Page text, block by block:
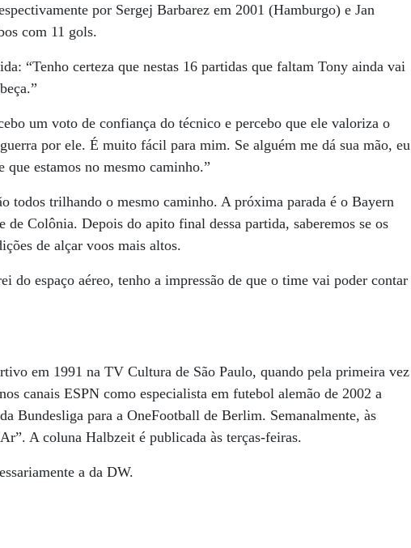
por Sergej Barbarez em 2001 (Hamburgo) e Jan
com 11 gols.
“Tenho certeza que nestas 16 partidas que faltam Tony ainda vai
um voto de confiança do técnico e percebo que ele valoriza o
por ele. É muito fácil para mim. Se alguém me dá sua mão, eu
estamos no mesmo caminho.”
todos trilhando o mesmo caminho. A próxima parada é o Bayern
Colônia. Depois do apito final dessa partida, saberemos se os
de alçar voos mais altos.
do espaço aéreo, tenho a impressão de que o time vai poder contar
em 1991 na TV Cultura de São Paulo, quando pela primeira vez
canais ESPN como especialista em futebol alemão de 2002 a
Bundesliga para a OneFootball de Berlim. Semanalmente, às
A coluna Halbzeit é publicada às terças-feiras.
a da DW.